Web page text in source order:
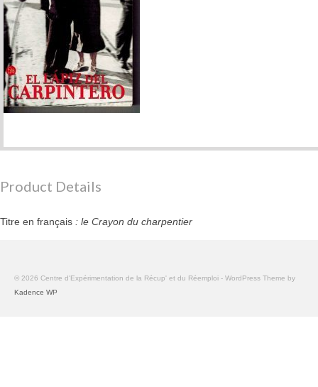
Product Details
Titre en français : le Crayon du charpentier
© 2026 Centre d'Expérimentation de la Récup' et du Réemploi - WordPress Theme by
Kadence WP